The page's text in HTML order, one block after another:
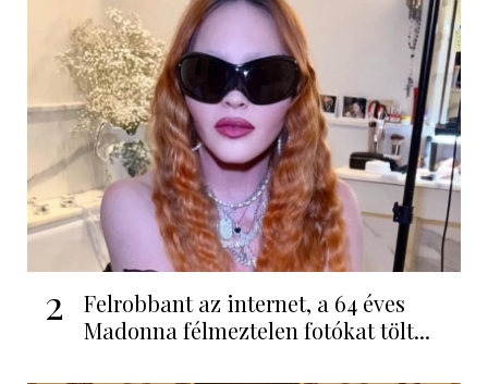
2
Felrobbant az internet, a 64 éves
Madonna félmeztelen fotókat tölt...